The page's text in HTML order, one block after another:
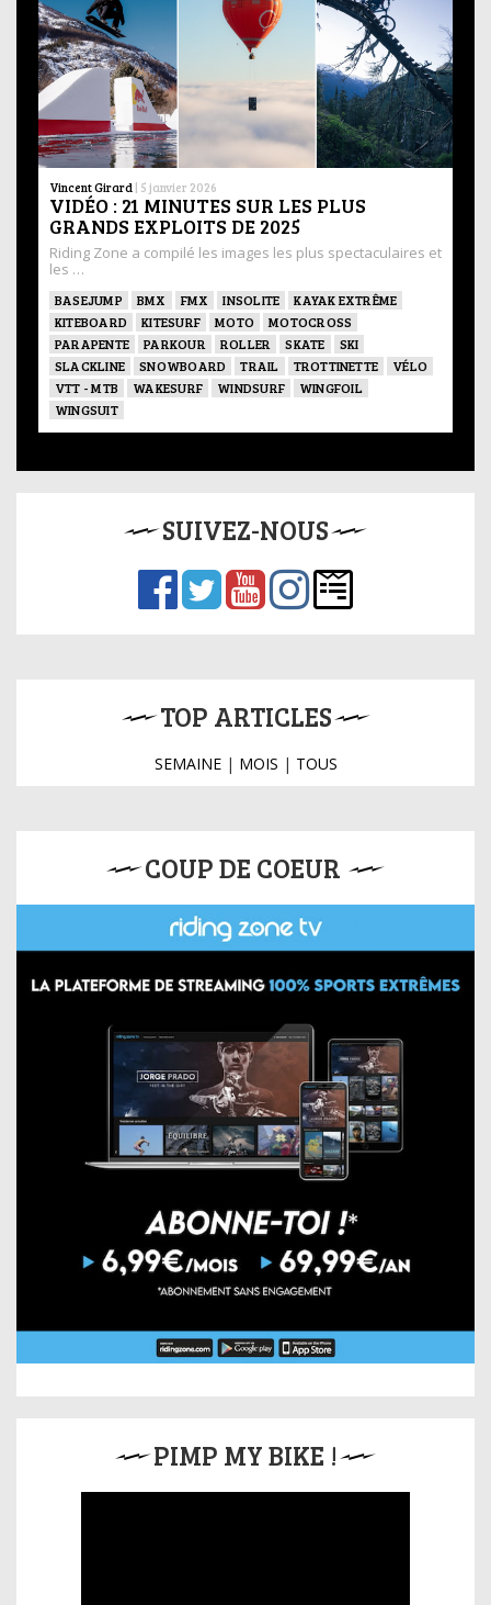
Vincent Girard | 5 janvier 2026
VIDÉO : 21 MINUTES SUR LES PLUS
GRANDS EXPLOITS DE 2025
Riding Zone a compilé les images les plus spectaculaires et
les …
BASEJUMP BMX FMX INSOLITE
KAYAK EXTRÊME
KITEBOARD
KITESURF MOTO
MOTOCROSS
PARAPENTE
PARKOUR ROLLER SKATE
SKI
SLACKLINE
SNOWBOARD TRAIL TROTTINETTE
VÉLO
VTT - MTB
WAKESURF WINDSURF
WINGFOIL
WINGSUIT
SUIVEZ-NOUS
TOP ARTICLES
SEMAINE| MOIS | TOUS
COUP DE COEUR
PIMP MY BIKE !